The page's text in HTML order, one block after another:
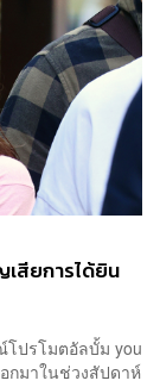
สียการได้ยิน
โปรโมตอัลบั้ม you
กมาในช่วงสัปดาห์